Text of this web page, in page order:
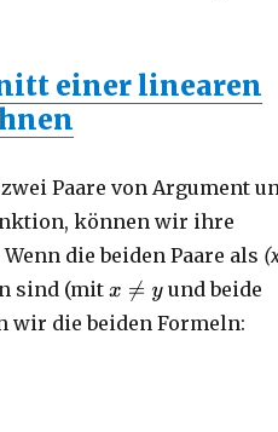
einer linearen
Paare von Argument
können wir ihre
die beiden Paare als
sind (mit
und beide
wir die beiden Formeln: